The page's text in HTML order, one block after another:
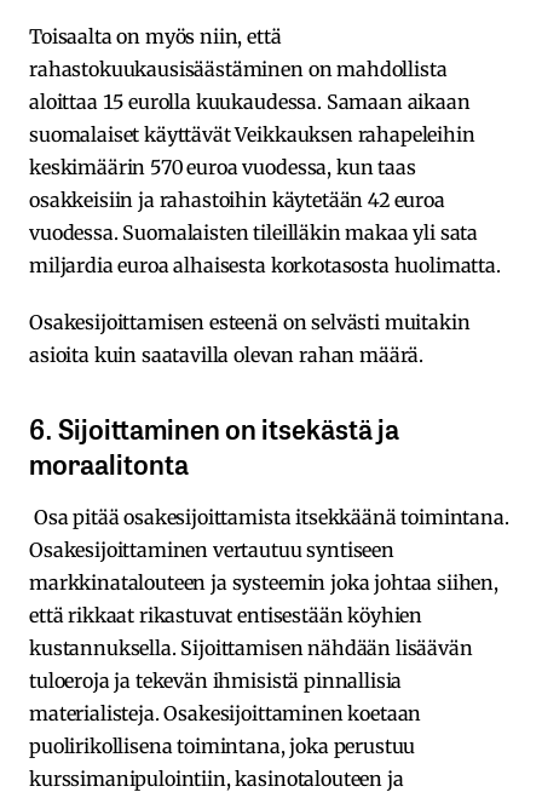
Toisaalta on myös niin, että
rahastokuukausisäästäminen on mahdollista
aloittaa 15 eurolla kuukaudessa. Samaan aikaan
suomalaiset käyttävät Veikkauksen rahapeleihin
keskimäärin 570 euroa vuodessa, kun taas
osakkeisiin ja rahastoihin käytetään 42 euroa
vuodessa. Suomalaisten tileilläkin makaa yli sata
miljardia euroa alhaisesta korkotasosta huolimatta.
Osakesijoittamisen esteenä on selvästi muitakin
asioita kuin saatavilla olevan rahan määrä.
6. Sijoittaminen on itsekästä ja
moraalitonta
Osa pitää osakesijoittamista itsekkäänä toimintana.
Osakesijoittaminen vertautuu syntiseen
markkinatalouteen ja systeemin joka johtaa siihen,
että rikkaat rikastuvat entisestään köyhien
kustannuksella. Sijoittamisen nähdään lisäävän
tuloeroja ja tekevän ihmisistä pinnallisia
materialisteja. Osakesijoittaminen koetaan
puolirikollisena toimintana, joka perustuu
kurssimanipulointiin, kasinotalouteen ja